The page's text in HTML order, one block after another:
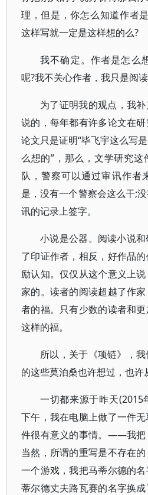
理，但是，你怎么知道作者
这样写就一定是这样想的么?
我不确定。作者是怎么
呢?我不关心作者，我只是阅读
为了证明我的观点，我
说的，每年都有许多论文在
论文只是证明“毕飞宇这么写
么想的”，那么，文学研究
队，警察可以通过审讯作者
是，没有一个警察会这么干;
讯的记录上签字。
小说是公器。阅读小说
了印证作者，相反，好作品
励认知。仅仅从这个意义上
家的。读者的阅读超越了作
者的福。只有少数的读者和
这样的福。
所以，关于《项链》，
的这些莫泊桑也许想过，也许
一切都来源于昨天(2015
下午，我在电脑上做了一件
件很有意义的事情。——我把
当然，所谓的重写是不存在
一个游戏，我把马蒂尔德的
蒂尔德丈夫路瓦赛的名字换